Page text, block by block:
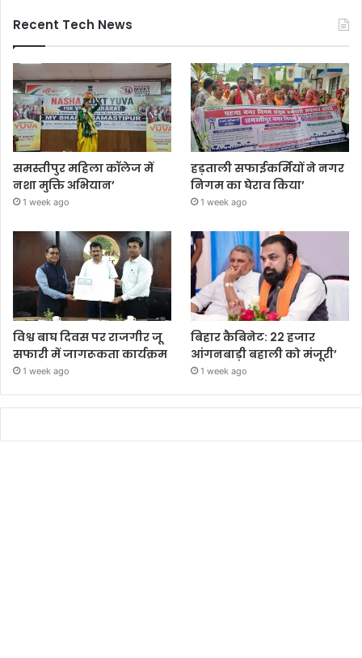
Recent Tech News
समस्तीपुर महिला कॉलेज में
नशा मुक्ति अभियान’
1 week ago
हड़ताली सफाईकर्मियों ने नगर
निगम का घेराव किया’
1 week ago
विश्व बाघ दिवस पर राजगीर जू
सफारी में जागरूकता कार्यक्रम
1 week ago
बिहार कैबिनेट: 22 हजार
आंगनबाड़ी बहाली को मंजूरी’
1 week ago